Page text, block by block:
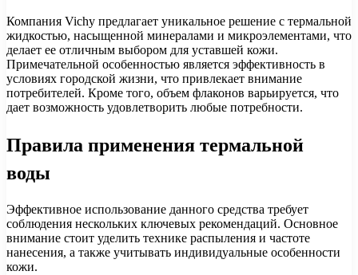
Компания Vichy предлагает уникальное решение с термальной
жидкостью, насыщенной минералами и микроэлементами, что
делает ее отличным выбором для уставшей кожи.
Примечательной особенностью является эффективность в
условиях городской жизни, что привлекает внимание
потребителей. Кроме того, объем флаконов варьируется, что
дает возможность удовлетворить любые потребности.
Правила применения термальной
воды
Эффективное использование данного средства требует
соблюдения нескольких ключевых рекомендаций. Основное
внимание стоит уделить технике распыления и частоте
нанесения, а также учитывать индивидуальные особенности
кожи.